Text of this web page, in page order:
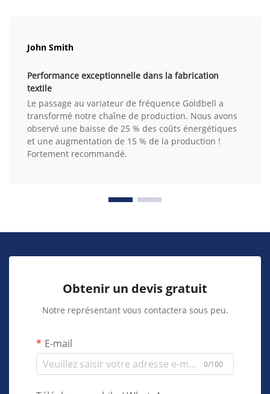
John Smith
Performance exceptionnelle dans la fabrication
textile
Le passage au variateur de fréquence Goldbell a
transformé notre chaîne de production. Nous avons
observé une baisse de 25 % des coûts énergétiques
et une augmentation de 15 % de la production !
Fortement recommandé.
Obtenir un devis gratuit
Notre représentant vous contactera sous peu.
E-mail
0/100